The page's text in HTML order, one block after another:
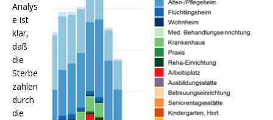
Analys
e ist
klar,
daß
die
Sterbe
zahlen
durch
die